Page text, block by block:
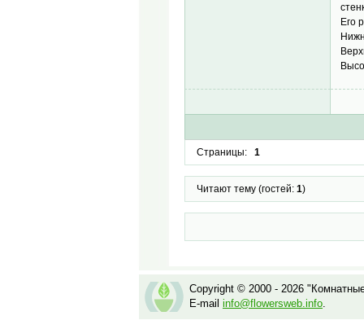
Его
Страницы: 1
Читают тему (гостей: 1)
Copyright © 2000 - 2026
E-mail info@flowersweb.info.